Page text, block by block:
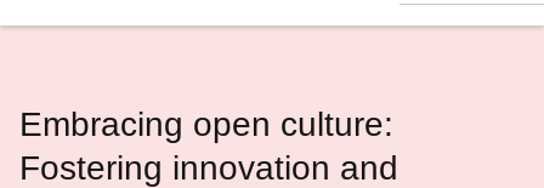
言
Embracing open culture:
Fostering innovation and